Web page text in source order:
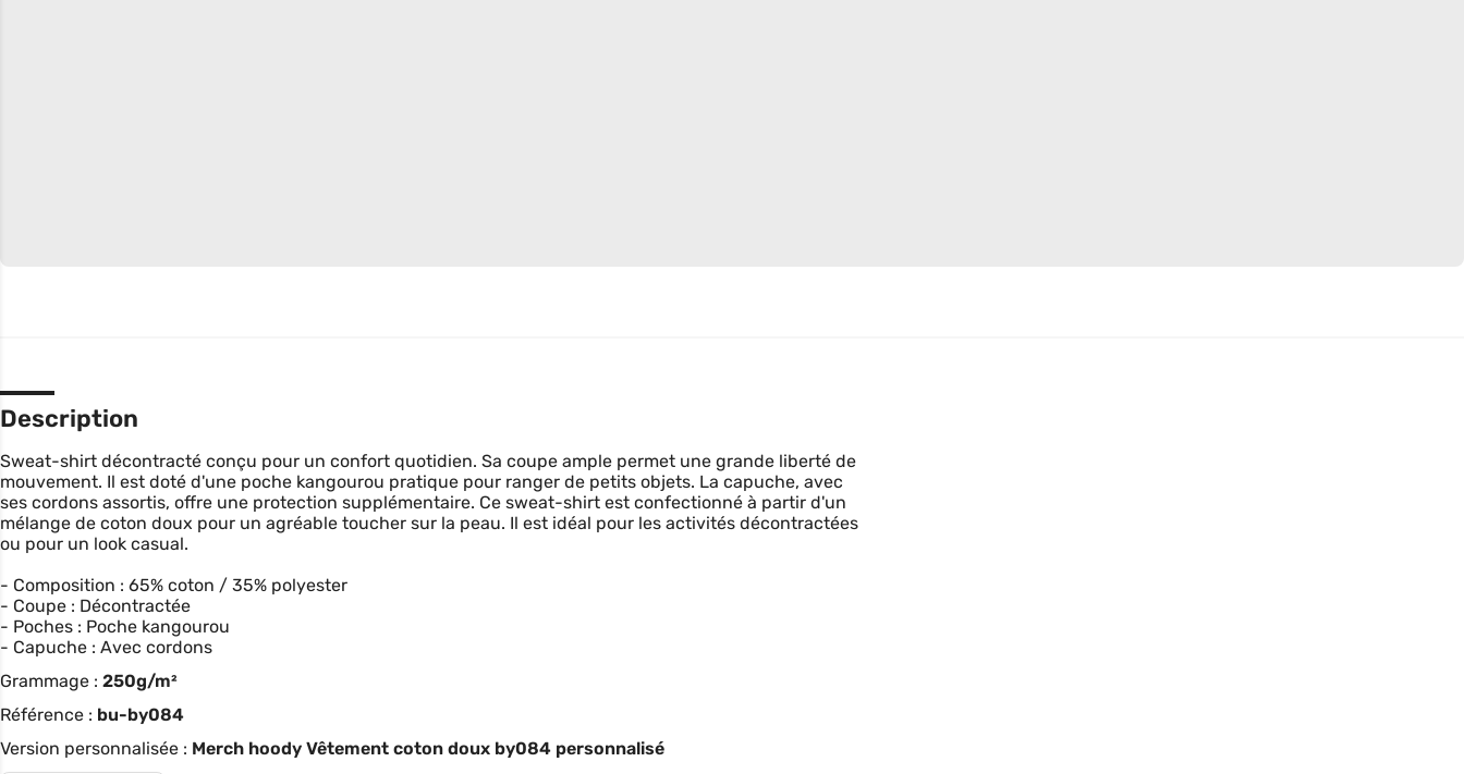
Description
Sweat-shirt décontracté conçu pour un confort quotidien. Sa coupe ample permet une grande liberté de
mouvement. Il est doté d'une poche kangourou pratique pour ranger de petits objets. La capuche, avec
ses cordons assortis, offre une protection supplémentaire. Ce sweat-shirt est confectionné à partir d'un
mélange de coton doux pour un agréable toucher sur la peau. Il est idéal pour les activités décontractées
ou pour un look casual.
- Composition : 65% coton / 35% polyester
- Coupe : Décontractée
- Poches : Poche kangourou
- Capuche : Avec cordons
Grammage : 250g/m²
Référence : bu-by084
Version personnalisée : Merch hoody Vêtement coton doux by084 personnalisé